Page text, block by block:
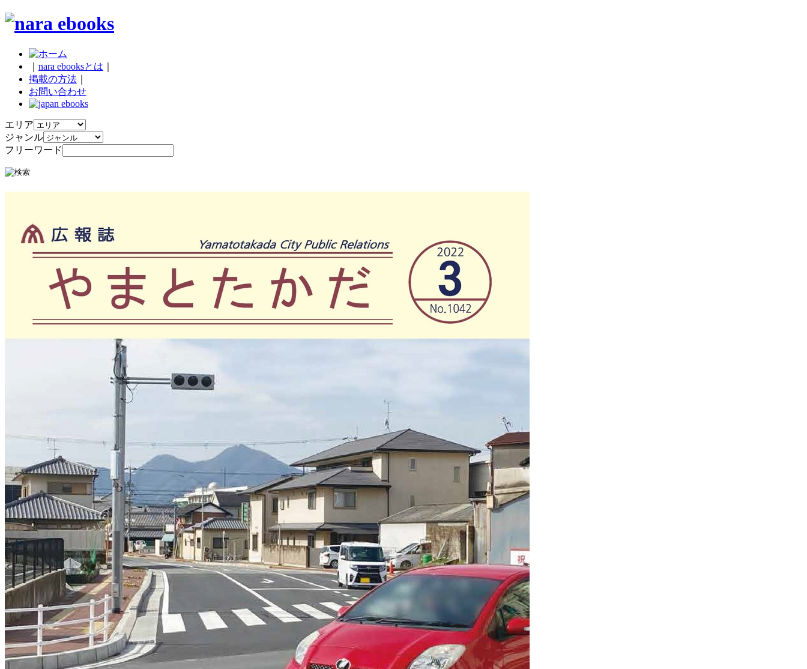
nara ebooksとは
掲載の方法
お問い合わせ
エリア
ジャンル
フリーワード